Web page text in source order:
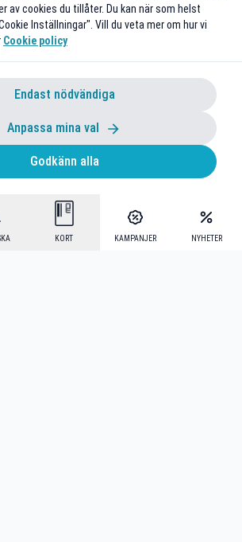
KORT KAMPANJER NYHETER
av cookies du tillåter. Du kan när som helst
Inställningar". Vill du veta mer om hur vi
Cookie policy
Endast nödvändiga
Anpassa mina val
Godkänn alla